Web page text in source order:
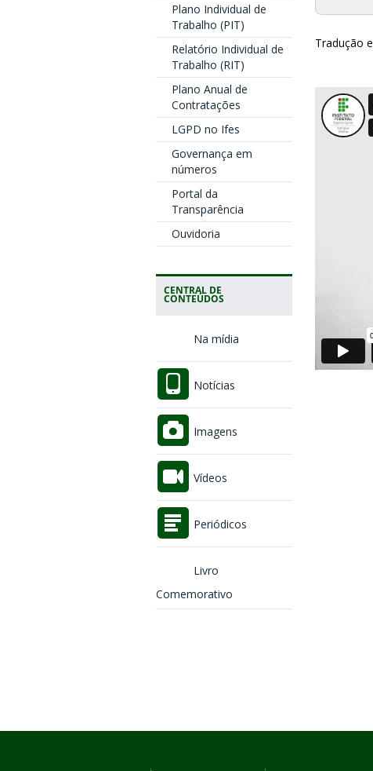
Plano Individual de
Trabalho (PIT)
Relatório Individual de
Trabalho (RIT)
Plano Anual de
Contratações
LGPD no Ifes
Governança em
números
Portal da
Transparência
Ouvidoria
CENTRAL DE
CONTEÚDOS
Na mídia
Notícias
Imagens
Vídeos
Periódicos
Livro
Comemorativo
Tradução